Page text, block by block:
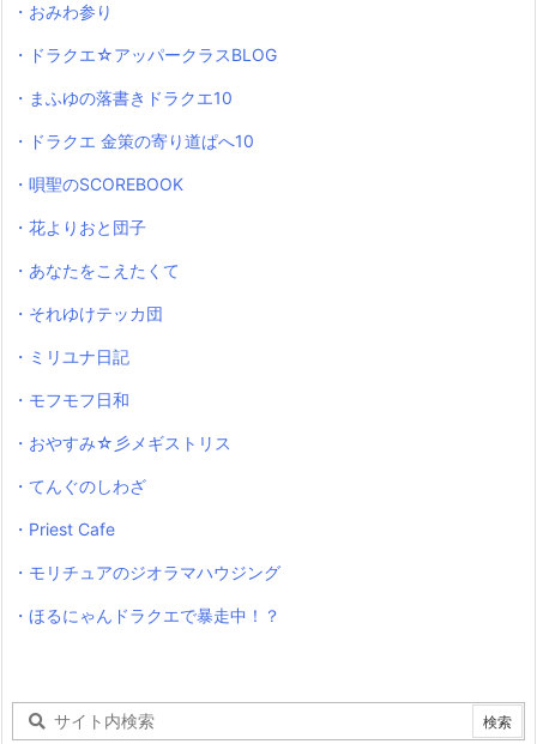
・おみわ参り
・ドラクエ☆アッパークラスBLOG
・まふゆの落書きドラクエ10
・ドラクエ 金策の寄り道ぱへ10
・唄聖のSCOREBOOK
・花よりおと団子
・あなたをこえたくて
・それゆけテッカ団
・ミリユナ日記
・モフモフ日和
・おやすみ☆彡メギストリス
・てんぐのしわざ
・Priest Cafe
・モリチュアのジオラマハウジング
・ほるにゃんドラクエで暴走中！？